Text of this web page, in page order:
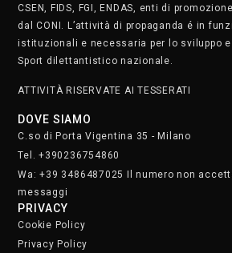
CSEN, FIDS, FGI, ENDAS, enti di
dal CONI. L’attività di propaganda é in
istituzionali e necessaria per lo sviluppo
Sport dilettantistico nazionale.
ATTIVITÀ RISERVATE AI TESSERATI
DOVE SIAMO
C.so di Porta Vigentina 35 - Milano
Tel. +390236754860
Wa: +39 3486487025 Il numero non
messaggi
PRIVACY
Cookie Policy
Privacy Policy